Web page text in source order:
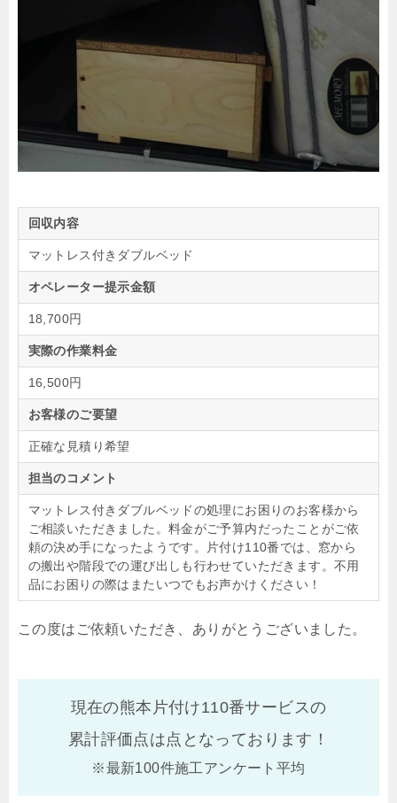
回収内容
マットレス付きダブルベッド
オペレーター提示金額
18,700円
実際の作業料金
16,500円
お客様のご要望
正確な見積り希望
担当のコメント
マットレス付きダブルベッドの処理にお困りのお客様から
ご相談いただきました。料金がご予算内だったことがご依
頼の決め手になったようです。片付け110番では、窓から
の搬出や階段での運び出しも行わせていただきます。不用
品にお困りの際はまたいつでもお声かけください！
この度はご依頼いただき、ありがとうございました。
現在の熊本片付け110番サービスの
累計評価点は点となっております！
※最新100件施工アンケート平均